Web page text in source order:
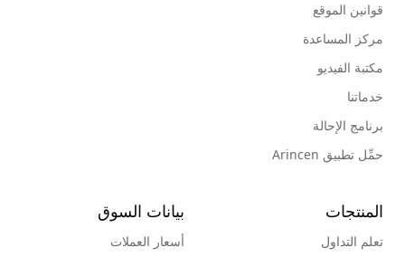
قوانين الموقع
مركز المساعدة
مكتبة الفيديو
خدماتنا
برنامج الإحالة
حمِّل تطبيق Arincen
المنتجات
تعلم التداول
بيانات السوق
أسعار العملات